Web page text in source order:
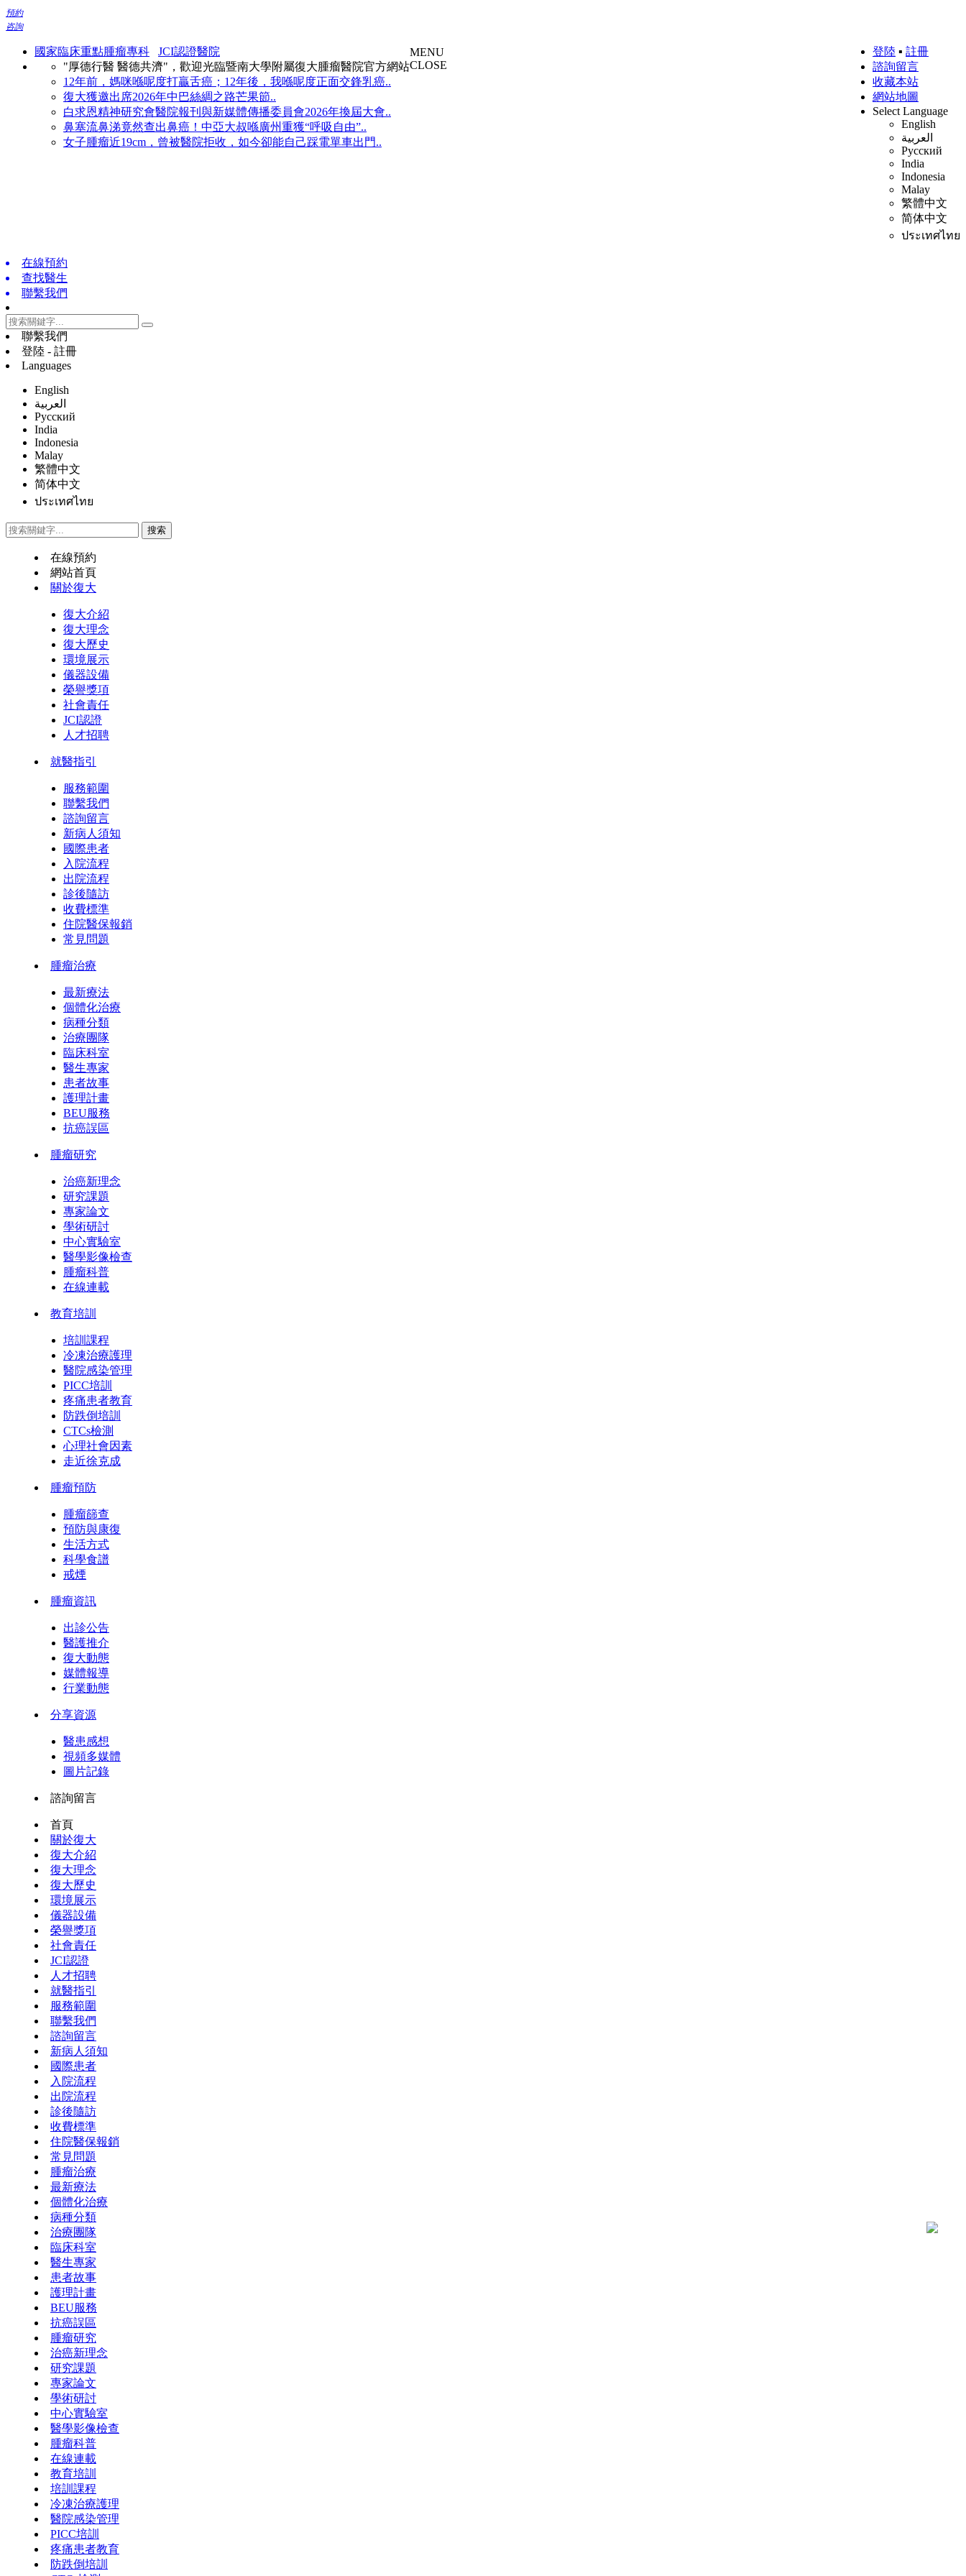
預約
咨詢
國家臨床重點腫瘤專科
JCI認證醫院
"厚德行醫 醫德共濟"，歡迎光臨暨南大學附屬復大腫瘤醫院官方網站
12年前，媽咪喺呢度打贏舌癌；12年後，我喺呢度正面交鋒乳癌..
復大獲邀出席2026年中巴絲綢之路芒果節..
白求恩精神研究會醫院報刊與新媒體傳播委員會2026年換屆大會..
鼻塞流鼻涕竟然查出鼻癌！中亞大叔喺廣州重獲“呼吸自由”..
女子腫瘤近19cm，曾被醫院拒收，如今卻能自己踩電單車出門..
登陸 ▪ 註冊
諮詢留言
收藏本站
網站地圖
Select Language
English
العربية
Русский
India
Indonesia
Malay
繁體中文
简体中文
ประเทศไทย
MENU
CLOSE
在線預約
查找醫生
聯繫我們
聯繫我們
登陸 - 註冊
Languages
English
العربية
Русский
India
Indonesia
Malay
繁體中文
简体中文
ประเทศไทย
在線預約
網站首頁
關於復大
復大介紹
復大理念
復大歷史
環境展示
儀器設備
榮譽獎項
社會責任
JCI認證
人才招聘
就醫指引
服務範圍
聯繫我們
諮詢留言
新病人須知
國際患者
入院流程
出院流程
診後隨訪
收費標準
住院醫保報銷
常見問題
腫瘤治療
最新療法
個體化治療
病種分類
治療團隊
臨床科室
醫生專家
患者故事
護理計畫
BEU服務
抗癌誤區
腫瘤研究
治癌新理念
研究課題
專家論文
學術研討
中心實驗室
醫學影像檢查
腫瘤科普
在線連載
教育培訓
培訓課程
冷凍治療護理
醫院感染管理
PICC培訓
疼痛患者教育
防跌倒培訓
CTCs檢測
心理社會因素
走近徐克成
腫瘤預防
腫瘤篩查
預防與康復
生活方式
科學食譜
戒煙
腫瘤資訊
出診公告
醫護推介
復大動態
媒體報導
行業動態
分享資源
醫患感想
視頻多媒體
圖片記錄
諮詢留言
首頁
關於復大
復大介紹
復大理念
復大歷史
環境展示
儀器設備
榮譽獎項
社會責任
JCI認證
人才招聘
就醫指引
服務範圍
聯繫我們
諮詢留言
新病人須知
國際患者
入院流程
出院流程
診後隨訪
收費標準
住院醫保報銷
常見問題
腫瘤治療
最新療法
個體化治療
病種分類
治療團隊
臨床科室
醫生專家
患者故事
護理計畫
BEU服務
抗癌誤區
腫瘤研究
治癌新理念
研究課題
專家論文
學術研討
中心實驗室
醫學影像檢查
腫瘤科普
在線連載
教育培訓
培訓課程
冷凍治療護理
醫院感染管理
PICC培訓
疼痛患者教育
防跌倒培訓